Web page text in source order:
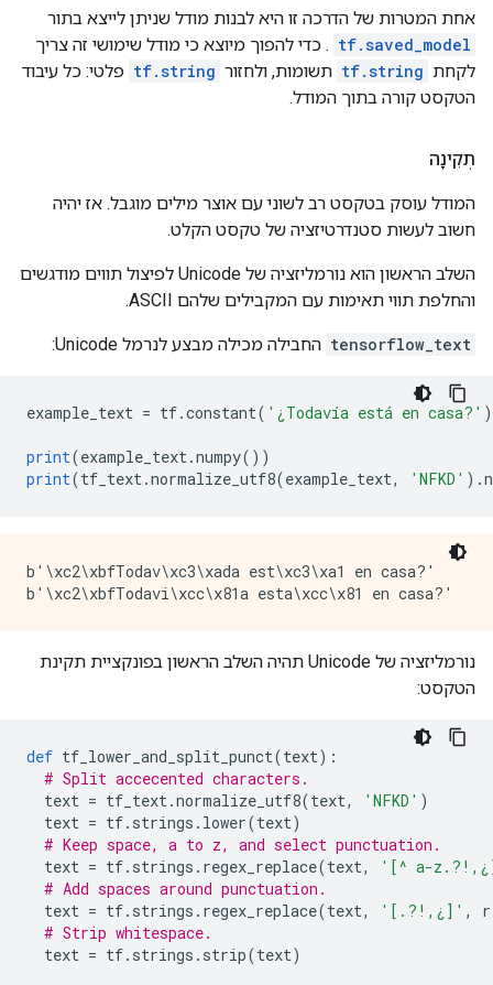
אחת המטרות של הדרכה זו היא לבנות מודל שניתן לייצא בתור
tf.saved_model . כדי להפוך מיוצא כי מודל שימושי זה צריך
לקחת tf.string תשומות, ולחזור tf.string פלטי: כל עיבוד
הטקסט קורה בתוך המודל.
תְקִינָה
המודל עוסק בטקסט רב לשוני עם אוצר מילים מוגבל. אז יהיה
חשוב לעשות סטנדרטיזציה של טקסט הקלט.
השלב הראשון הוא נורמליזציה של Unicode לפיצול תווים מודגשים
והחלפת תווי תאימות עם המקבילים שלהם ASCII.
tensorflow_text החבילה מכילה מבצע לנרמל Unicode:
example_text = tf.constant( '¿Todavía está en casa?' )
print(example_text .numpy())
print(tf_text .normalize_utf8(example_text, 'NFKD' ).
b'\xc2\xbfTodav\xc3\xada est\xc3\xa1 en casa?'
נורמליזציה של Unicode תהיה השלב הראשון בפונקציית תקינת
הטקסט:
def tf_lower_and_split_punct(text):
# Split accecented characters.
text = tf_text .normalize_utf8(text, 'NFKD' )
text = tf. strings . lower(text)
# Keep space, a to z, and select punctuation.
text = tf. strings . regex_replace(text,
'[^ a-
# Add spaces around punctuation.
text = tf. strings . regex_replace(text, '[.?!,¿]' , r
# Strip whitespace.
text = tf. strings . strip(text)